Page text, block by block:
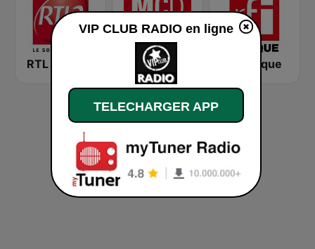
RTL 2 RFI Afrique
VIP CLUB RADIO en ligne
TELECHARGER APP